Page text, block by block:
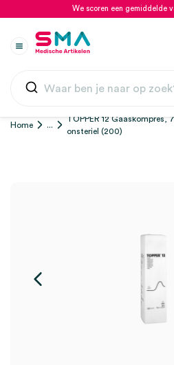
We scoren een gemiddelde
Home ...
TOPPER 12 Gaaskompres,
onsteriel (200)